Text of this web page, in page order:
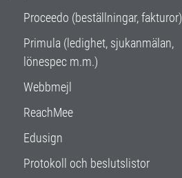
Proceedo (beställningar, fakturor)
Primula (ledighet, sjukanmälan,
lönespec m.m.)
Webbmejl
ReachMee
Edusign
Protokoll och beslutslistor